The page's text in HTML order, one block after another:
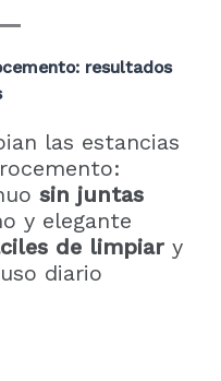
resultados
las estancias
sin juntas
y elegante
de limpiary
diario